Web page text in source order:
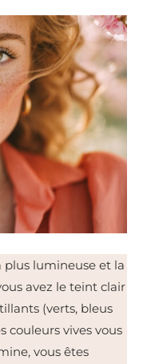
plus lumineuse et la
avez le teint clair
(verts, bleus
couleurs vives vous
vous êtes